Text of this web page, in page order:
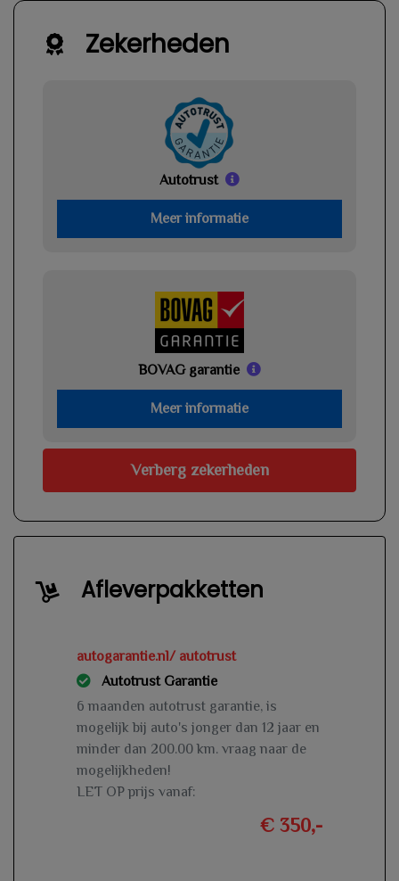
Zekerheden
Autotrust
Meer informatie
BOVAG garantie
Meer informatie
Verberg zekerheden
Afleverpakketten
autogarantie.nl/ autotrust
Autotrust Garantie
6 maanden autotrust garantie, is
mogelijk bij auto's jonger dan 12 jaar en
minder dan 200.00 km. vraag naar de
mogelijkheden!
LET OP prijs vanaf:
€ 350,-